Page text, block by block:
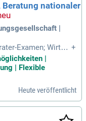
nationaler
|
Examen; Wirtsc
Sehr gute ED
mit DATEV; S
und Freude
+
|
| Flexible
Heute veröffentlicht